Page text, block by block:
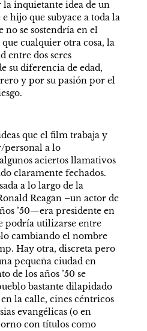
inquietante idea de un
hijo que subyace a toda la
se sostendría en el
cualquier otra cosa, la
entre dos seres
su diferencia de edad,
y por su pasión por el
que el film trabaja y
personal a lo
aciertos llamativos
claramente fechados.
a lo largo de la
Reagan –un actor de
’50—era presidente en
podría utilizarse entre
cambiando el nombre
Hay otra, discreta pero
pequeña ciudad en
de los años ’50 se
bastante dilapidado
la calle, cines céntricos
evangélicas (o en
con títulos como